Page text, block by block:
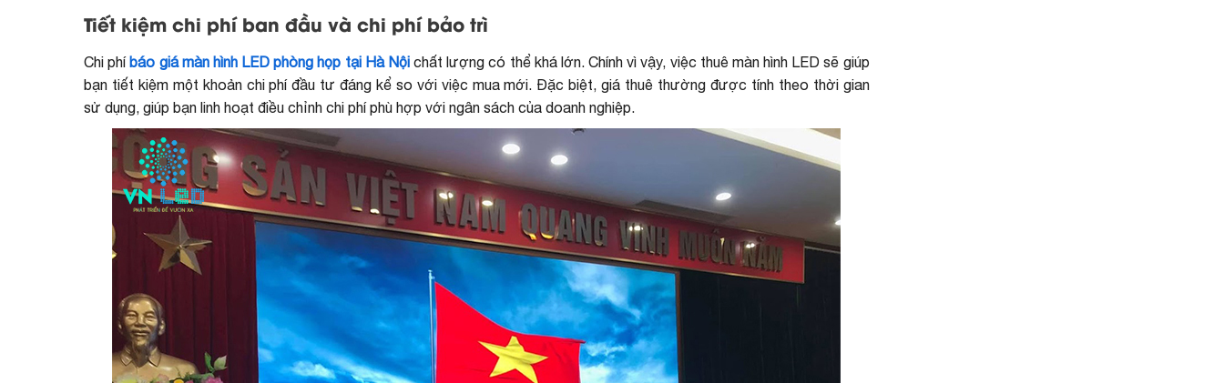
Tiết kiệm chi phí ban đầu và chi phí bảo trì
Chi phíbáo giá màn hình LED phòng họp tại Hà Nộichất lượng có thể khá lớn. Chính vì vậy, việc thuê màn hình LED sẽ giúp
bạn tiết kiệm một khoản chi phí đầu tư đáng kể so với việc mua mới. Đặc biệt, giá thuê thường được tính theo thời gian
sử dụng, giúp bạn linh hoạt điều chỉnh chi phí phù hợp với ngân sách của doanh nghiệp.